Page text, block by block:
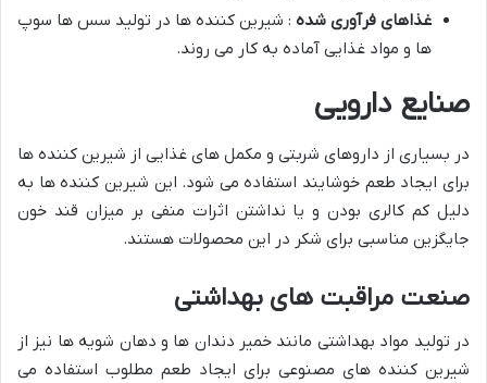
غذاهای فرآوری شده : شیرین کننده ها در تولید سس ها سوپ
ها و مواد غذایی آماده به کار می روند.
صنایع دارویی
در بسیاری از داروهای شربتی و مکمل های غذایی از شیرین کننده ها
برای ایجاد طعم خوشایند استفاده می شود. این شیرین کننده ها به
دلیل کم کالری بودن و یا نداشتن اثرات منفی بر میزان قند خون
جایگزین مناسبی برای شکر در این محصولات هستند.
صنعت مراقبت های بهداشتی
در تولید مواد بهداشتی مانند خمیر دندان ها و دهان شویه ها نیز از
شیرین کننده های مصنوعی برای ایجاد طعم مطلوب استفاده می